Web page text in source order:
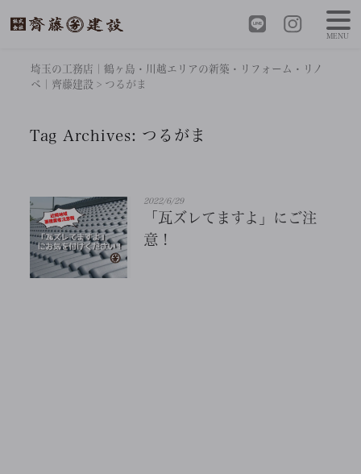
埼玉の工務店｜鶴ヶ島・川越エリアの新築・リフォーム・リノ
ベ｜齊藤建設 > つるがま
Tag Archives: つるがま
2022/6/29
「瓦ズレてますよ」にご注
意！
MENU